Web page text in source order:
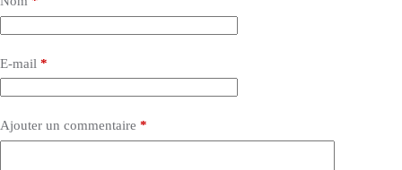
E-mail *
Ajouter un commentaire *